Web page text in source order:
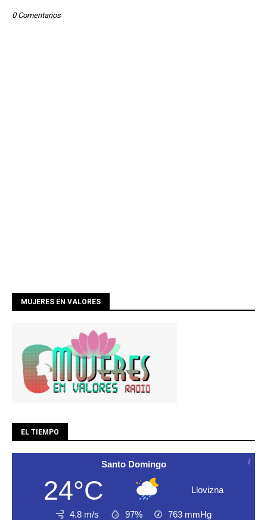
0 Comentarios
MUJERES EN VALORES
EL TIEMPO
Santo Domingo
24°C Llovizna
4.8 m/s 97% 763 mmHg